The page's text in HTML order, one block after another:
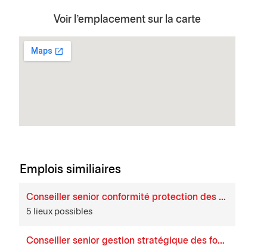
Voir l'emplacement sur la carte
Emplois similiaires
Conseiller senior conformité protection des consommateurs
5 lieux possibles
Conseiller senior gestion stratégique des fournisseurs